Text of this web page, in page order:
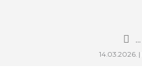
...
14.03.2026. |